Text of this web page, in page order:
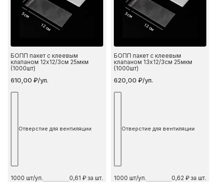
3 см
12 см
БОПП пакет с клеевым
клапаном 12х12/3см 25мкм
(1000шт)
610,00 ₽/уп.
Отверстие для вентиляции
1000 шт/уп. 0,61 ₽ за шт.
3 см
12 см
БОПП пакет с клеевым
клапаном 13х12/3см 25мкм
(1000шт)
620,00 ₽/уп.
Отверстие для вентиляции
1000 шт/уп. 0,62 ₽ за шт.